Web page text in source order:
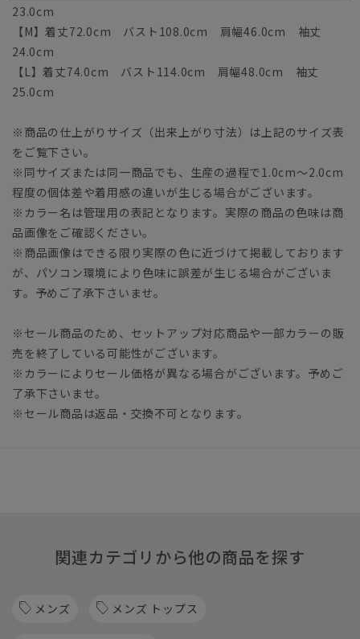
23.0cm
【M】着丈72.0cm バスト108.0cm 肩幅46.0cm 袖丈
24.0cm
【L】着丈74.0cm バスト114.0cm 肩幅48.0cm 袖丈
25.0cm
※商品の仕上がりサイズ（出来上がり寸法）は上記のサイズ表
をご覧下さい。
※同サイズまたは同一商品でも、生産の過程で1.0cm～2.0cm
程度の個体差や着用感の違いが生じる場合がございます。
※カラー名は管理用の表記となります。実際の商品の色味は商
品画像をご確認ください。
※商品画像はできる限り実際の色に近づけて掲載しております
が、パソコン環境により色味に誤差が生じる場合がございま
す。予めご了承下さいませ。
※セール商品のため、セットアップ対応商品や一部カラーの販
売を終了している可能性がございます。
※カラーによりセール価格が異なる場合がございます。予めご
了承下さいませ。
※セール商品は返品・交換不可となります。
関連カテゴリから他の商品を探す
メンズ メンズ トップス